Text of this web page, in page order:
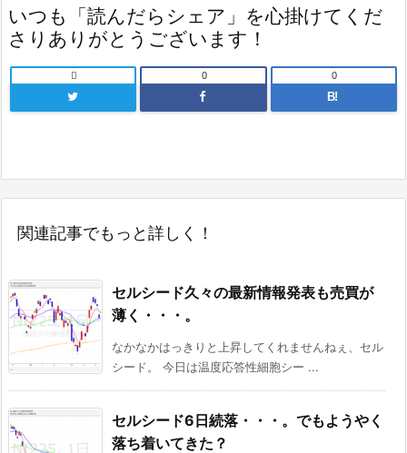
いつも「読んだらシェア」を心掛けてくだ
さりありがとうございます！
 0
B!
0
関連記事でもっと詳しく！
セルシード久々の最新情報発表も売買が
薄く・・・。
なかなかはっきりと上昇してくれませんねぇ、セル
シード。 今日は温度応答性細胞シー ...
セルシード6日続落・・・。でもようやく
落ち着いてきた？